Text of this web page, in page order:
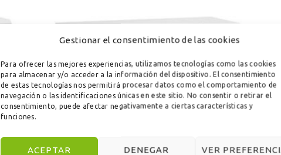
Gestionar el consentimiento de las cookies
Para ofrecer las mejores experiencias, utilizamos tecnologías como las cookies
para almacenar y/o acceder a la información del dispositivo. El consentimiento
de estas tecnologías nos permitirá procesar datos como el comportamiento de
navegación o las identificaciones únicas en este sitio. No consentir o retirar el
consentimiento, puede afectar negativamente a ciertas características y
funciones.
ACEPTAR DENEGAR VER